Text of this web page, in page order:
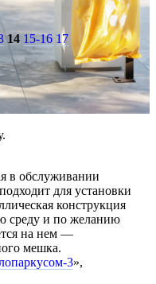
14 15-16 17
в обслуживании
для установки
конструкция
среду и по желанию
на нем —
мешка.
3»,